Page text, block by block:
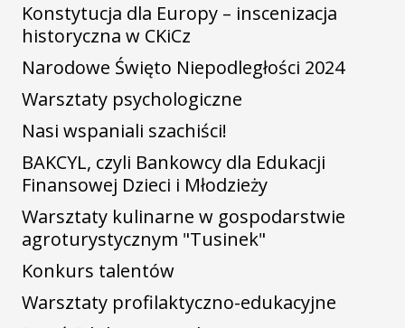
Konstytucja dla Europy – inscenizacja
historyczna w CKiCz
Narodowe Święto Niepodległości 2024
Warsztaty psychologiczne
Nasi wspaniali szachiści!
BAKCYL, czyli Bankowcy dla Edukacji
Finansowej Dzieci i Młodzieży
Warsztaty kulinarne w gospodarstwie
agroturystycznym "Tusinek"
Konkurs talentów
Warsztaty profilaktyczno-edukacyjne